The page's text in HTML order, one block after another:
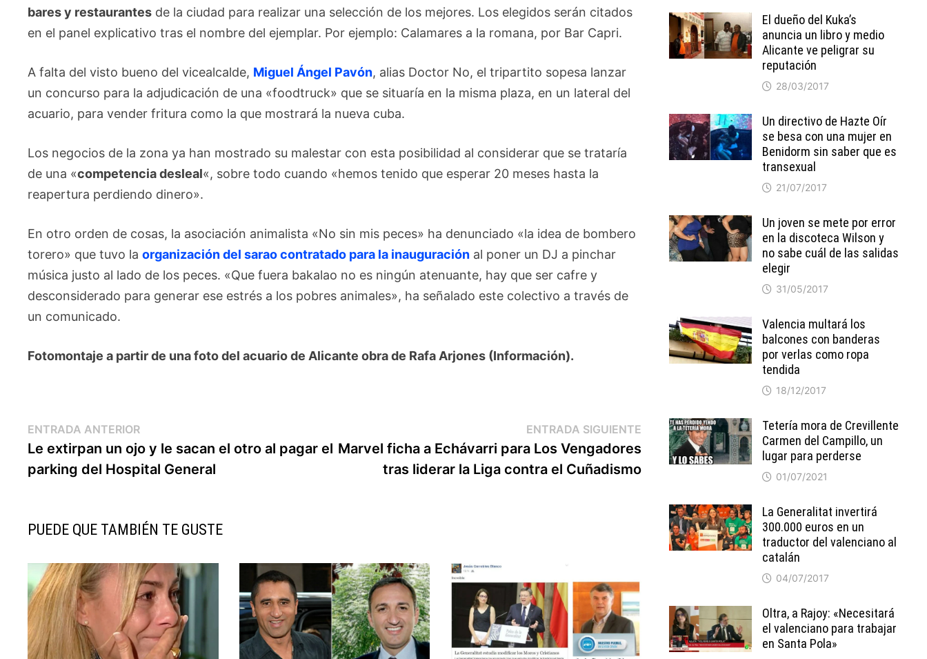
bares y restaurantes de la ciudad para realizar una selección de los mejores. Los elegidos serán citados
en el panel explicativo tras el nombre del ejemplar. Por ejemplo: Calamares a la romana, por Bar Capri.
A falta del visto bueno del vicealcalde, Miguel Ángel Pavón, alias Doctor No, el tripartito sopesa lanzar
un concurso para la adjudicación de una «foodtruck» que se situaría en la misma plaza, en un lateral del
acuario, para vender fritura como la que mostrará la nueva cuba.
Los negocios de la zona ya han mostrado su malestar con esta posibilidad al considerar que se trataría
de una «competencia desleal«, sobre todo cuando «hemos tenido que esperar 20 meses hasta la
reapertura perdiendo dinero».
En otro orden de cosas, la asociación animalista «No sin mis peces» ha denunciado «la idea de bombero
torero» que tuvo laorganización del sarao contratado para la inauguración al poner un DJ a pinchar
música justo al lado de los peces. «Que fuera bakalao no es ningún atenuante, hay que ser cafre y
desconsiderado para generar ese estrés a los pobres animales», ha señalado este colectivo a través de
un comunicado.
Fotomontaje a partir de una foto del acuario de Alicante obra de Rafa Arjones (Información).
Navegación
de
entradas
ENTRADA ANTERIOREntrada
anterior:
Le extirpan un ojo y le sacan el otro al pagar el
parking del Hospital General
ENTRADA SIGUIENTEEntrada
siguiente:
Marvel ficha a Echávarri para Los Vengadores
tras liderar la Liga contra el Cuñadismo
PUEDE QUE TAMBIÉN TE GUSTE
El dueño del Kuka’s
anuncia un libro y medio
Alicante ve peligrar su
reputación
28/03/2017
Un directivo de Hazte Oír
se besa con una mujer en
Benidorm sin saber que es
transexual
21/07/2017
Un joven se mete por error
en la discoteca Wilson y
no sabe cuál de las salidas
elegir
31/05/2017
Valencia multará los
balcones con banderas
por verlas como ropa
tendida
18/12/2017
Tetería mora de Crevillente
Carmen del Campillo, un
lugar para perderse
01/07/2021
La Generalitat invertirá
300.000 euros en un
traductor del valenciano al
catalán
04/07/2017
Oltra, a Rajoy: «Necesitará
el valenciano para trabajar
en Santa Pola»